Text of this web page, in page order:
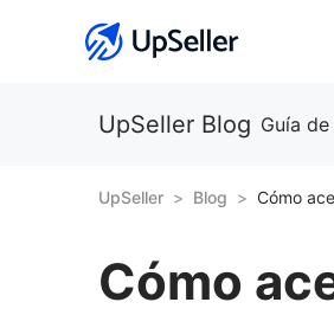
UpSeller Blog Guía
UpSeller Blog
Cómo